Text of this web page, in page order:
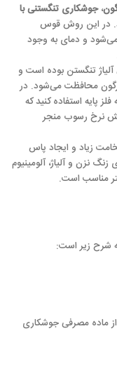
،جوشکاری تنگستنی با
در این روش قوس
می‌شود و دمای به وجود
تنگستن بوده است و
محافظت می‌شود. در
پایه استفاده کنید که
نرخ رسوب منجر
زیاد و ایجاد پاس
نزن و آلیاژ، آلومینیوم
شرح زیر است:
از ماده مصرفی جوشکاری